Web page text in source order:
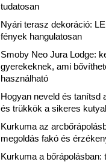
tudatosan
Nyári terasz dekoráció:
fények hangulatosan
Smoby Neo Jura Lodge:
gyerekeknek, ami
használható
Hogyan neveld és tanítsd
és trükkök a sikeres
Kurkuma az
megoldás fakó és
Kurkuma a bőrápolásban: